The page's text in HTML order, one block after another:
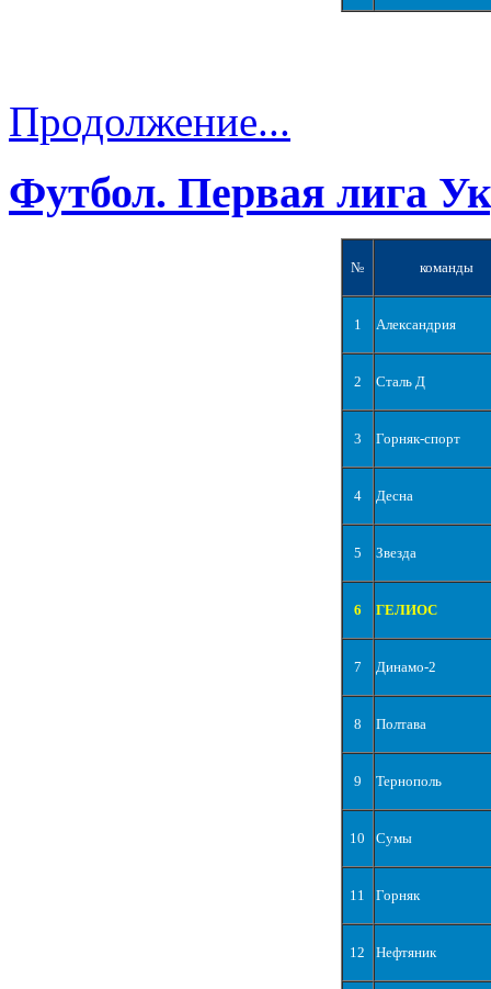
Продолжение...
Футбол. Первая лига
№ команды
1 Александрия
2 Сталь Д
3 Горняк-спорт
4 Десна
5 Звезда
6 ГЕЛИОС
7 Динамо-2
8 Полтава
9 Тернополь
10 Сумы
11 Горняк
12 Нефтяник